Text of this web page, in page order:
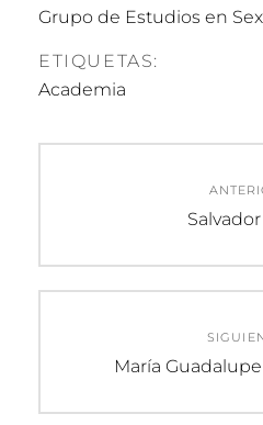
Grupo de Estudios en
ETIQUETAS:
Academia
entradas
Entrada
Entrada
María